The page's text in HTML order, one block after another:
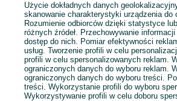
Użycie dokładnych danych
skanowanie charakterystyki urządzenia do
Rozumienie odbiorców dzięki statystyce
różnych źródeł. Przechowywanie
dostęp do nich. Pomiar efektywności
usług. Tworzenie profili w celu
profili w celu spersonalizowanych reklam.
ograniczonych danych do wyboru reklam.
ograniczonych danych do wyboru treści.
treści. Wykorzystanie profili do wyboru
Wykorzystywanie profili w celu doboru